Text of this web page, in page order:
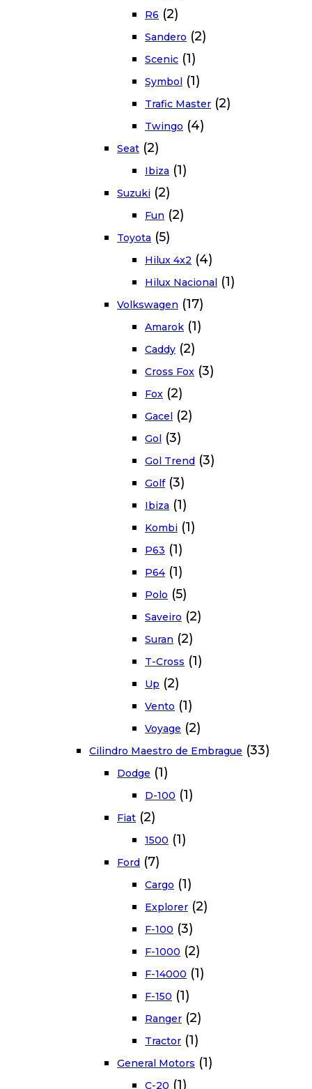
R6 (2)
Sandero (2)
Scenic (1)
Symbol (1)
Trafic Master (2)
Twingo (4)
Seat (2)
Ibiza (1)
Suzuki (2)
Fun (2)
Toyota (5)
Hilux 4x2 (4)
Hilux Nacional (1)
Volkswagen (17)
Amarok (1)
Caddy (2)
Cross Fox (3)
Fox (2)
Gacel (2)
Gol (3)
Gol Trend (3)
Golf (3)
Ibiza (1)
Kombi (1)
P63 (1)
P64 (1)
Polo (5)
Saveiro (2)
Suran (2)
T-Cross (1)
Up (2)
Vento (1)
Voyage (2)
Cilindro Maestro de Embrague (33)
Dodge (1)
D-100 (1)
Fiat (2)
1500 (1)
Ford (7)
Cargo (1)
Explorer (2)
F-100 (3)
F-1000 (2)
F-14000 (1)
F-150 (1)
Ranger (2)
Tractor (1)
General Motors (1)
C-20 (1)